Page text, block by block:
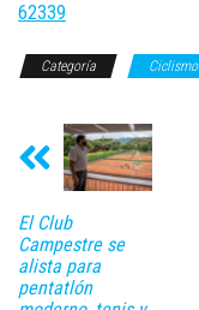
62339
Categoría Ciclismo
El Club
Campestre se
alista para
pentatlón